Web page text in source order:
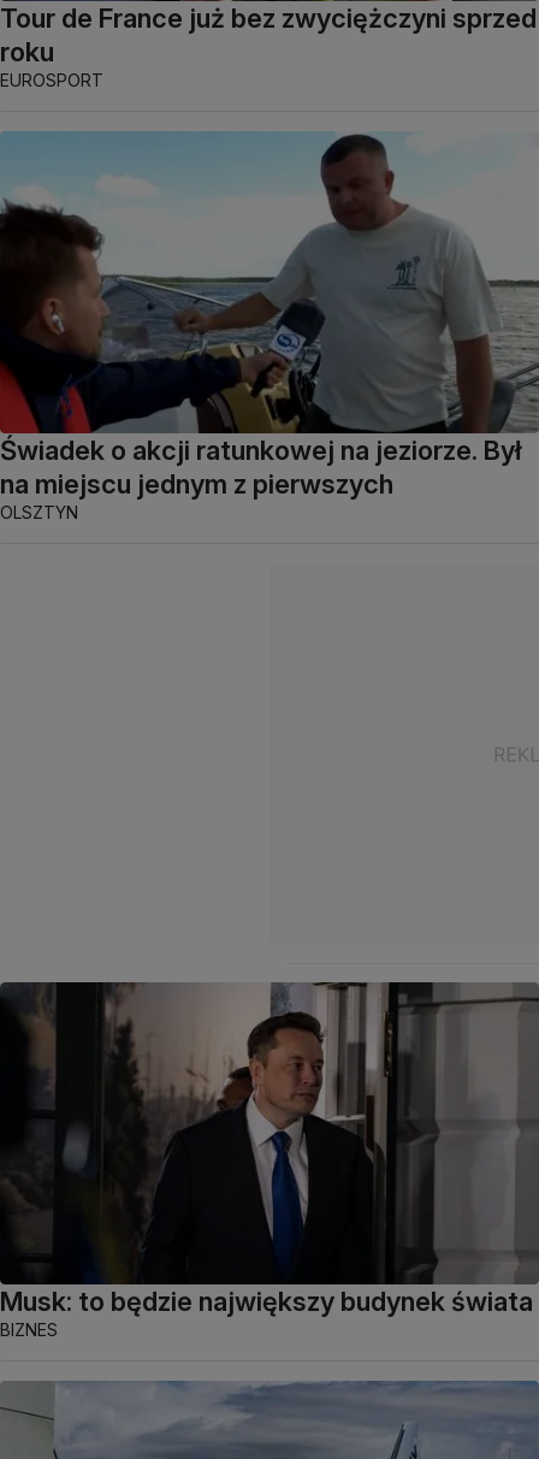
Tour de France już bez zwyciężczyni sprzed
roku
EUROSPORT
Świadek o akcji ratunkowej na jeziorze. Był
na miejscu jednym z pierwszych
OLSZTYN
Musk: to będzie największy budynek świata
BIZNES